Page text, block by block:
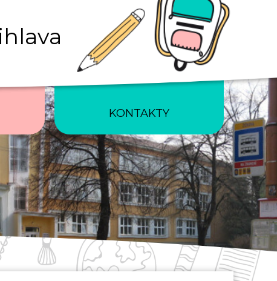
KONTAKTY